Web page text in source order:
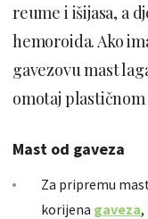
reume i išijasa, a
hemoroida. Ako
gavezovu mast
omotaj
Mast od gaveza
Za pripremu
korijena gaveza,